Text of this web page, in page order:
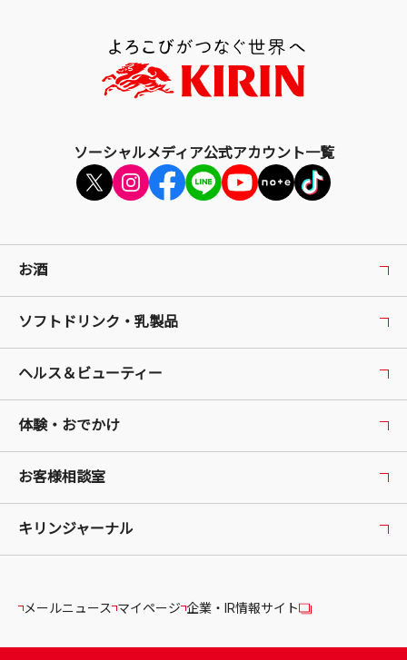
ソーシャルメディア公式アカウント一覧
お酒
ソフトドリンク・乳製品
ヘルス＆ビューティー
体験・おでかけ
お客様相談室
キリンジャーナル
メールニュース マイページ 企業・IR情報サイト